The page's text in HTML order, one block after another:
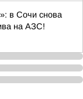
в Сочи снова
на АЗС!